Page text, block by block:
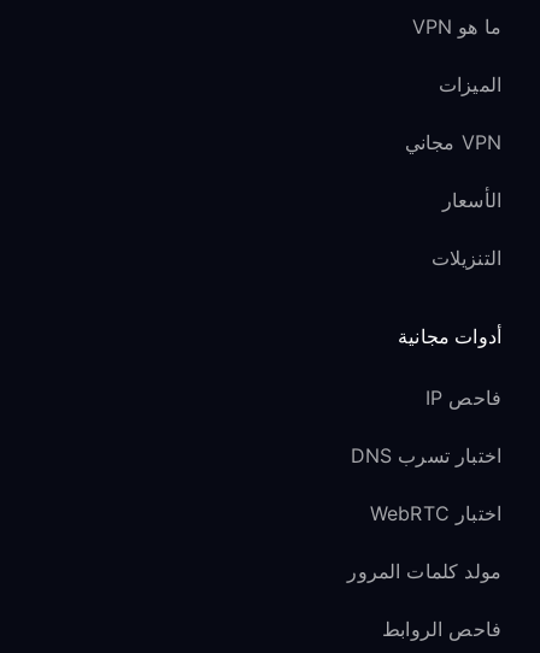
ما هو VPN
الميزات
VPN مجاني
الأسعار
التنزيلات
أدوات مجانية
فاحص IP
اختبار تسرب DNS
اختبار WebRTC
مولد كلمات المرور
فاحص الروابط